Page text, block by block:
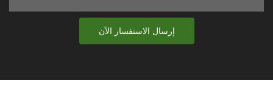
إرسال الاستفسار الآن